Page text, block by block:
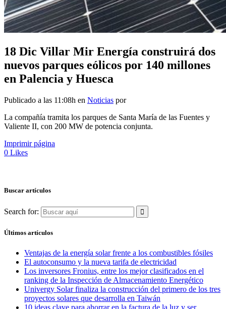
18 Dic Villar Mir Energía construirá dos
nuevos parques eólicos por 140 millones
en Palencia y Huesca
Publicado a las 11:08h en Noticias por
La compañía tramita los parques de Santa María de las Fuentes y
Valiente II, con 200 MW de potencia conjunta.
Imprimir página
0 Likes
Buscar artículos
Search for:
Últimos artículos
Ventajas de la energía solar frente a los combustibles fósiles
El autoconsumo y la nueva tarifa de electricidad
Los inversores Fronius, entre los mejor clasificados en el
ranking de la Inspección de Almacenamiento Energético
Univergy Solar finaliza la construcción del primero de los tres
proyectos solares que desarrolla en Taiwán
10 ideas clave para ahorrar en la factura de la luz y ser